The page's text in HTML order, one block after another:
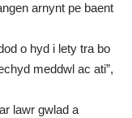
arnynt pe baent
o hyd i lety tra bo
meddwl ac ati”,
lawr gwlad a